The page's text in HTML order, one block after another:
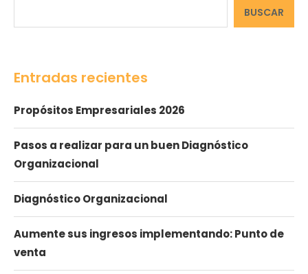
BUSCAR
Entradas recientes
Propósitos Empresariales 2026
Pasos a realizar para un buen Diagnóstico
Organizacional
Diagnóstico Organizacional
Aumente sus ingresos implementando: Punto de
venta